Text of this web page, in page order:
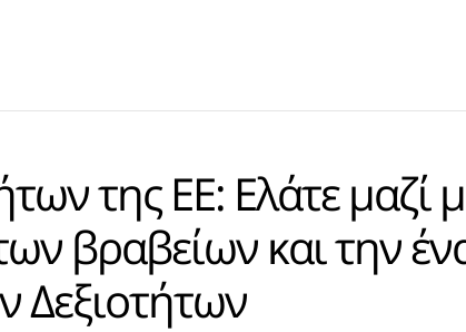
της ΕΕ: Ελάτε μαζί
βραβείων και την